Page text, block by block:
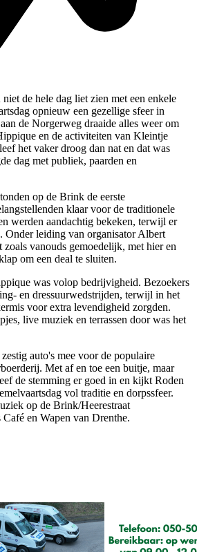
de hele dag liet zien met een enkele
opnieuw een gezellige sfeer in
de Norgerweg draaide alles weer om
en de activiteiten van Kleintje
het vaker droog dan nat en dat was
dag met publiek, paarden en
op de Brink de eerste
klaar voor de traditionele
werden aandachtig bekeken, terwijl er
Onder leiding van organisator Albert
vanouds gemoedelijk, met hier en
om een deal te sluiten.
was volop bedrijvigheid. Bezoekers
en dressuurwedstrijden, terwijl in het
voor extra levendigheid zorgden.
live muziek en terrassen door was het
auto's mee voor de populaire
Met af en toe een buitje, maar
de stemming er goed in en kijkt Roden
vol traditie en dorpssfeer.
op de Brink/Heerestraat
en Wapen van Drenthe.